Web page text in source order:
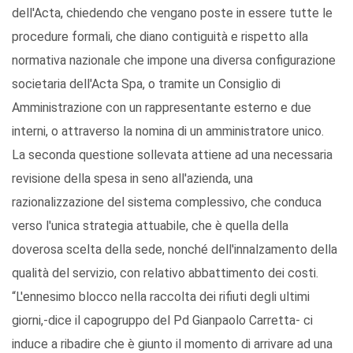
dell'Acta, chiedendo che vengano poste in essere tutte le
procedure formali, che diano contiguità e rispetto alla
normativa nazionale che impone una diversa configurazione
societaria dell'Acta Spa, o tramite un Consiglio di
Amministrazione con un rappresentante esterno e due
interni, o attraverso la nomina di un amministratore unico.
La seconda questione sollevata attiene ad una necessaria
revisione della spesa in seno all'azienda, una
razionalizzazione del sistema complessivo, che conduca
verso l'unica strategia attuabile, che è quella della
doverosa scelta della sede, nonché dell'innalzamento della
qualità del servizio, con relativo abbattimento dei costi.
“L'ennesimo blocco nella raccolta dei rifiuti degli ultimi
giorni,-dice il capogruppo del Pd Gianpaolo Carretta- ci
induce a ribadire che è giunto il momento di arrivare ad una